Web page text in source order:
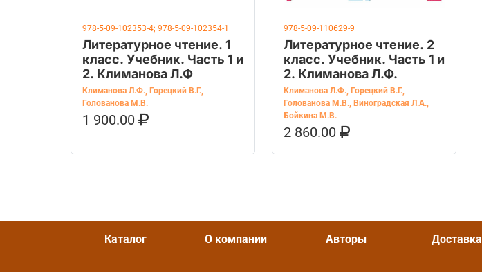
978-5-09-102353-4; 978-5-09-102354-1
Литературное чтение. 1
класс. Учебник. Часть 1 и
2. Климанова Л.Ф
Климанова Л.Ф., Горецкий В.Г.,
Голованова М.В.
1 900.00
В КОРЗИНУ
978-5-09-110629-9
Литературное чтение. 2
класс. Учебник. Часть 1 и
2. Климанова Л.Ф.
Климанова Л.Ф., Горецкий В.Г.,
Голованова М.В., Виноградская Л.А.,
Бойкина М.В.
2 860.00
В КОРЗИНУ
Каталог О компании Авторы Доставка